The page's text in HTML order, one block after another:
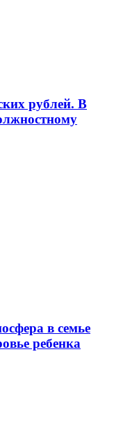
рублей. В
в семье
ребенка